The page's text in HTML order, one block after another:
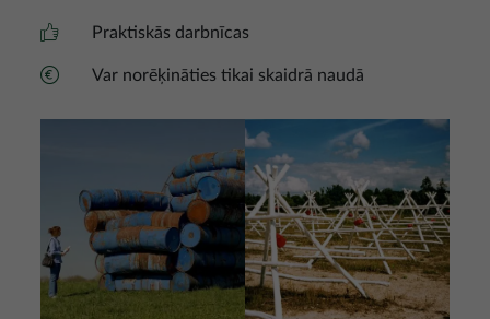
Praktiskās darbnīcas
Var norēķināties tikai skaidrā naudā
Attēls